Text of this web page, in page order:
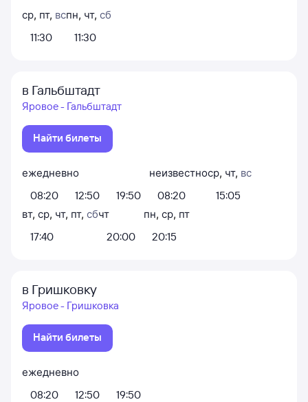
ср, пт, вс
11:30
пн, чт, сб
11:30
в Гальбштадт
Яровое - Гальбштадт
Найти билеты
ежедневно
08:20
12:50 19:50
неизвестно
08:20
ср, чт, вс
15:05
вт, ср, чт, пт, сб
17:40
чт
20:00
пн, ср, пт
20:15
в Гришковку
Яровое - Гришковка
Найти билеты
ежедневно
08:20
12:50 19:50